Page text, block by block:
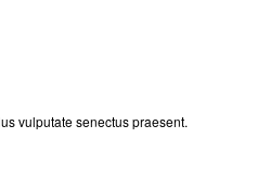
vulputate senectus praesent.